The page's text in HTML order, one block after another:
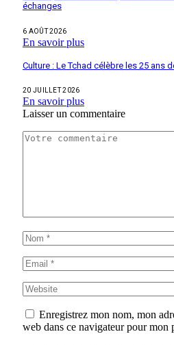
échanges
6 AOÛT 2026
En savoir plus
Culture : Le Tchad célèbre les 25 ans
20 JUILLET 2026
En savoir plus
Laisser un commentaire
Enregistrez mon nom, mon
web dans ce navigateur pour mon